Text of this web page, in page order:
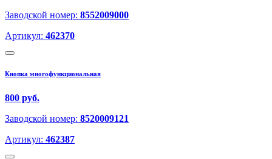
Заводской номер: 8552009000
Артикул: 462370
Кнопка многофункциональная
800 руб.
Заводской номер: 8520009121
Артикул: 462387